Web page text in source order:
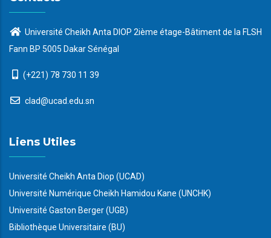
Université Cheikh Anta DIOP 2ième étage-Bâtiment de la FLSH
Fann BP 5005 Dakar Sénégal
(+221) 78 730 11 39
clad@ucad.edu.sn
Liens Utiles
Université Cheikh Anta Diop (UCAD)
Université Numérique Cheikh Hamidou Kane (UNCHK)
Université Gaston Berger (UGB)
Bibliothèque Universitaire (BU)